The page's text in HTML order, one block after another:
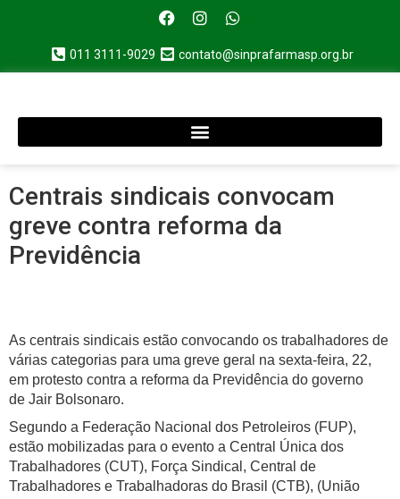
011 3111-9029 contato@sinprafarmasp.org.br
Centrais sindicais convocam
greve contra reforma da
Previdência
As centrais sindicais estão convocando os trabalhadores de
várias categorias para uma greve geral na sexta-feira, 22,
em protesto contra a reforma da Previdência do governo
de Jair Bolsonaro.
Segundo a Federação Nacional dos Petroleiros (FUP),
estão mobilizadas para o evento a Central Única dos
Trabalhadores (CUT), Força Sindical, Central de
Trabalhadores e Trabalhadoras do Brasil (CTB), (União